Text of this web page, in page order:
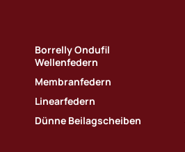
Borrelly Ondufil
Wellenfedern
Membranfedern
Linearfedern
Dünne Beilagscheiben